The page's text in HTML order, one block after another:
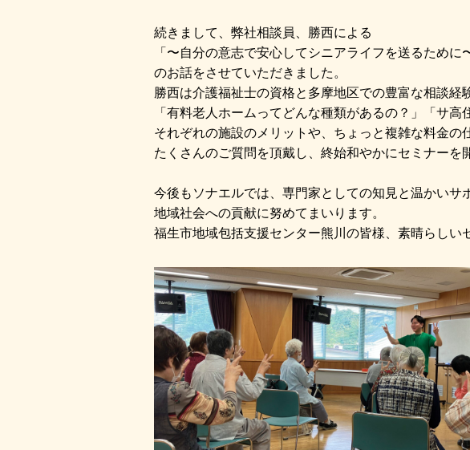
続きまして、弊社相談員、勝西による
「〜自分の意志で安心してシニアライフを送るために
のお話をさせていただきました。
勝西は介護福祉士の資格と多摩地区での豊富な相談経
「有料老人ホームってどんな種類があるの？」「サ
それぞれの施設のメリットや、ちょっと複雑な料金の
たくさんのご質問を頂戴し、終始和やかにセミナーを
今後もソナエルでは、専門家としての知見と温かいサ
地域社会への貢献に努めてまいります。
福生市地域包括支援センター熊川の皆様、素晴らしい